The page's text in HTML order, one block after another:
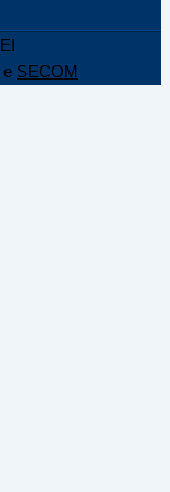
e SECOM